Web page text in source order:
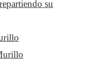
su